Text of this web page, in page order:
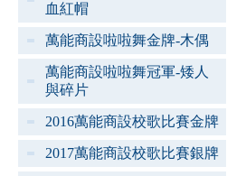
血紅帽
萬能商設啦啦舞金牌-木偶
萬能商設啦啦舞冠軍-矮人
與碎片
2016萬能商設校歌比賽金牌
2017萬能商設校歌比賽銀牌